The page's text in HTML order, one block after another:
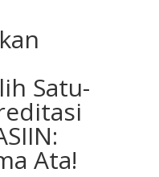
Satu-
Ata!